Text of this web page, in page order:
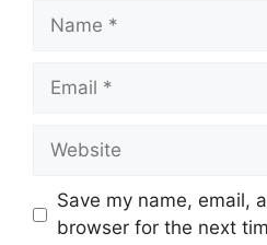
Name
Email
Website
Save my name, email,
browser for the next